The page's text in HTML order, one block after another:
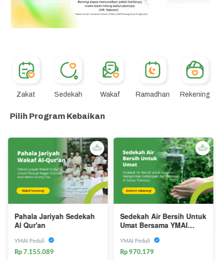
Zakat Sedekah Wakaf Ramadhan Rekening
Pilih Program Kebaikan
Pahala Jariyah Sedekah
Al Qur'an
YMAI Peduli
Rp 7.155.089
Sedekah Air Bersih Untuk
Umat Bersama YMAI
YMAI Peduli
Rp 970.179